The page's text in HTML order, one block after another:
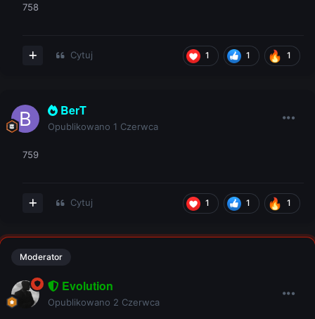
758
1 1 1
Cytuj
BerT
Opublikowano 1 Czerwca
759
1 1 1
Cytuj
Moderator
Evolution
Opublikowano 2 Czerwca